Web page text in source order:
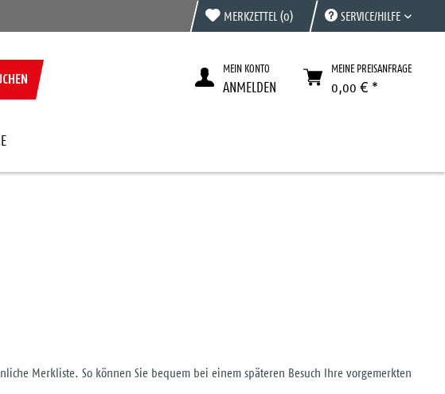
MERKZETTEL (0) SERVICE/HILFE
MEIN KONTO
ANMELDEN
MEINE PREISANFRAGE
0,00 € *
Merkliste. So können Sie bequem bei einem späteren Besuch Ihre vorgemerkten